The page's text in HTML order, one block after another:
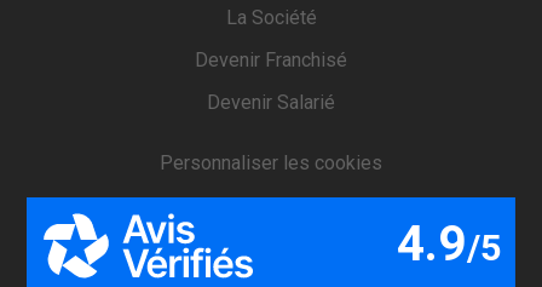
La Société
Devenir Franchisé
Devenir Salarié
Personnaliser les cookies